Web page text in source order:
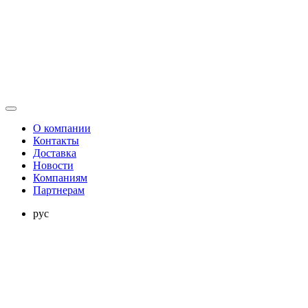
О компании
Контакты
Доставка
Новости
Компаниям
Партнерам
рус